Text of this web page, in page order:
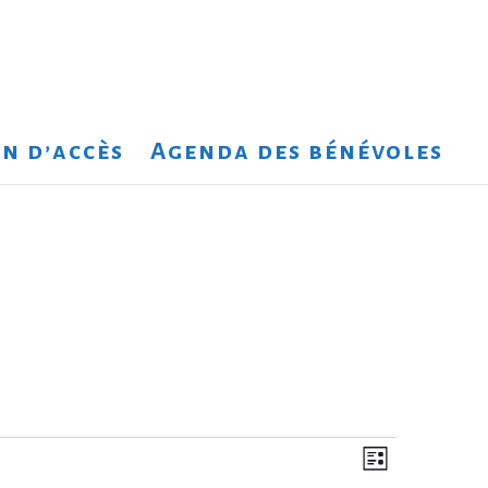
d’accès Agenda des bénévoles
Navigation
Navigation
Liste